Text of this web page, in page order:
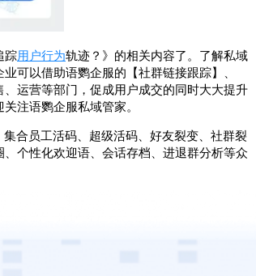
踪用户行为轨迹？》的相关内容了。了解私域
可以借助语鹦企服的【社群链接跟踪】、
运营等部门，促成用户成交的同时大大提升
注语鹦企服私域管家。
合员工活码、超级活码、好友裂变、社群裂
个性化欢迎语、会话存档、进退群分析等众